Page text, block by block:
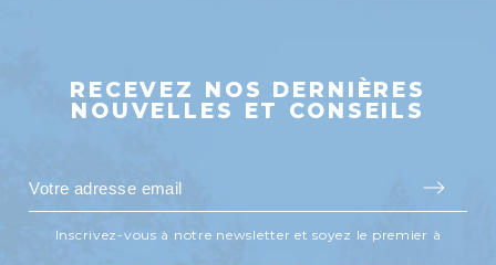
RECEVEZ NOS DERNIÈRES
NOUVELLES ET CONSEILS
Inscrivez-vous à notre newsletter et soyez le premier à